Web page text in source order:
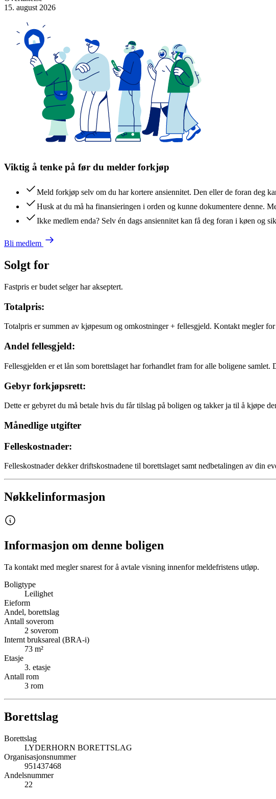
15. august 2026
Viktig å tenke på før du melder forkjøp
Meld forkjøp selv om du har kortere ansiennitet. Den eller de foran deg
Husk at du må ha finansieringen i orden og kunne dokumentere denne.
Ikke medlem enda? Selv én dags ansiennitet kan få deg foran i køen og
Bli medlem
Solgt for
Fastpris er budet selger har akseptert.
Totalpris:
Totalpris er summen av kjøpesum og omkostninger + fellesgjeld. Kontakt megler
Andel fellesgjeld:
Fellesgjelden er et lån som borettslaget har forhandlet fram for alle boligene
Gebyr forkjøpsrett:
Dette er gebyret du må betale hvis du får tilslag på boligen og takker ja til å kjøpe
Månedlige utgifter
Felleskostnader:
Felleskostnader dekker driftskostnadene til borettslaget samt nedbetalingen av din
Nøkkelinformasjon
Informasjon om denne boligen
Ta kontakt med megler snarest for å avtale visning innenfor meldefristens utløp.
Boligtype
Leilighet
Eieform
Andel, borettslag
Antall soverom
2 soverom
Internt bruksareal (BRA-i)
73 m²
Etasje
3. etasje
Antall rom
3 rom
Borettslag
Borettslag
LYDERHORN BORETTSLAG
Organisasjonsnummer
951437468
Andelsnummer
22